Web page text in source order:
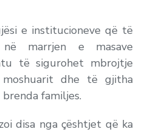
e institucioneve që të
marrjen e masave
të sigurohet mbrojtje
dhe të gjitha
familjes.
disa nga çështjet që ka